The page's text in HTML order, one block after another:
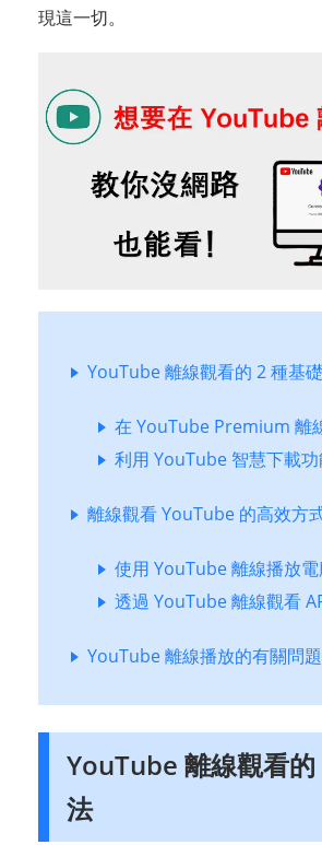
現這一切。
YouTube 離線觀看的 2 種基
在 YouTube Premium 離
利用 YouTube 智慧下載
離線觀看 YouTube 的高效方
使用 YouTube 離線播放
透過 YouTube 離線觀看
YouTube 離線播放的有關問題
YouTube 離線觀看
法